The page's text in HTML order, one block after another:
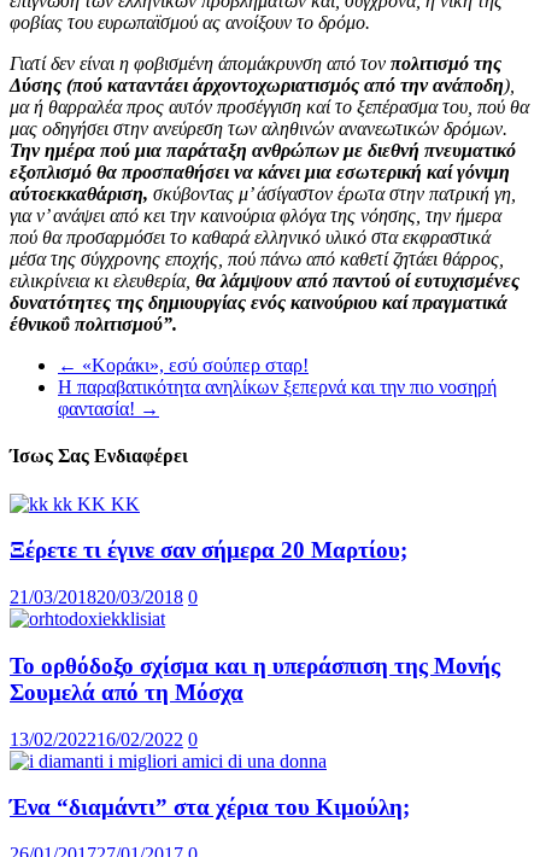
φοβίας του ευρωπαϊσμού ας ανοίξουν το δρόμο.
Γιατί δεν είναι η φοβισμένη άπομάκρυνση από τον πολιτισμό της
Δύσης (πού καταντάει άρχοντοχωριατισμός από την ανάποδη),
μα ή θαρραλέα προς αυτόν προσέγγιση καί το ξεπέρασμα του, πού θα
μας οδηγήσει στην ανεύρεση των αληθινών ανανεωτικών δρό­μων.
Την ημέρα πού μια παράταξη ανθρώπων με διεθνή πνευματι­κό
εξοπλισμό θα προσπαθήσει να κάνει μια εσωτερική καί γόνιμη
αύτοεκκαθάριση, σκύβοντας μ’ άσίγαστον έρωτα στην πατρική γη,
για ν’ ανάψει από κει την καινούρια φλόγα της νόησης, την ήμερα
πού θα προσαρμόσει το καθαρά ελληνικό υλικό στα εκφραστικά
μέσα της σύγχρονης εποχής, πού πάνω από καθετί ζητάει θάρρος,
ειλικρίνεια κι ελευθερία, θα λάμψουν από παντού οί ευτυχισμένες
δυνατότητες της δημιουργίας ενός καινούριου καί πραγματικά
έθνικοΰ πολιτισμού”.
← «Κοράκι», εσύ σούπερ σταρ!
Η παραβατικότητα ανηλίκων ξεπερνά και την πιο νοσηρή
φαντασία! →
Ίσως Σας Ενδιαφέρει
Ξέρετε τι έγινε σαν σήμερα 20 Μαρτίου;
21/03/201820/03/2018 0
Το ορθόδοξο σχίσμα και η υπεράσπιση της Μονής
Σουμελά από τη Μόσχα
13/02/202216/02/2022 0
Ένα “διαμάντι” στα χέρια του Κιμούλη;